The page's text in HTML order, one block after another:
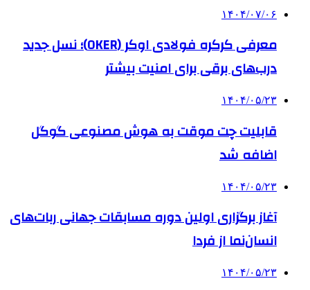
۱۴۰۴/۰۷/۰۶
معرفی کرکره فولادی اوکر (OKER)؛ نسل جدید
درب‌های برقی برای امنیت بیشتر
۱۴۰۴/۰۵/۲۳
قابلیت چت موقت به هوش مصنوعی گوگل
اضافه شد
۱۴۰۴/۰۵/۲۳
آغاز برگزاری اولین دوره مسابقات جهانی ربات‌های
انسان‌نما از فردا
۱۴۰۴/۰۵/۲۳